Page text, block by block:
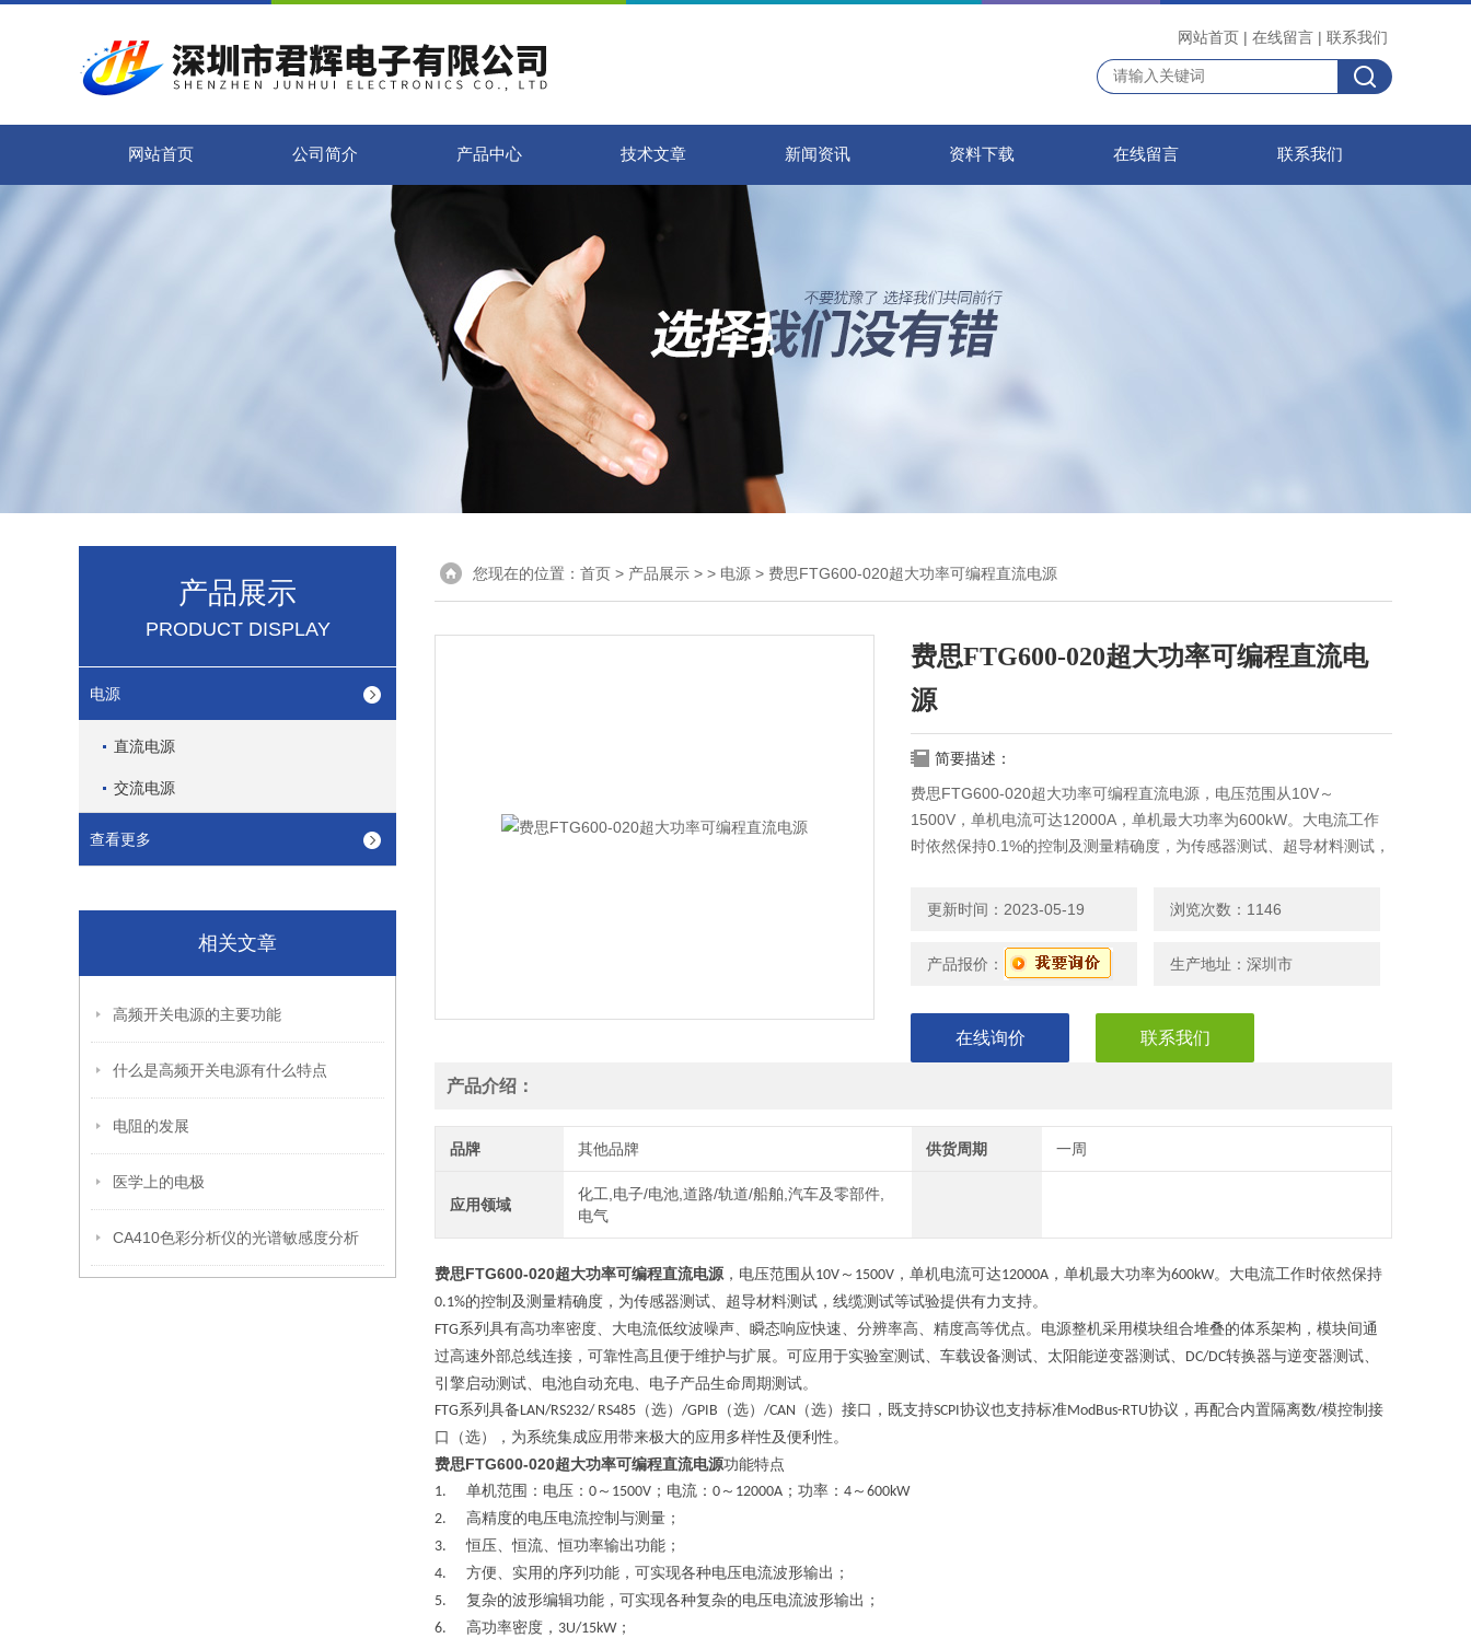
网站首页 | 在线留言 | 联系我们
网站首页 公司简介 产品中心 技术文章 新闻资讯 资料下载 在线留言 联系我们
产品展示
PRODUCT DISPLAY
电源
直流电源
交流电源
查看更多
相关文章
高频开关电源的主要功能
什么是高频开关电源有什么特点
电阻的发展
医学上的电极
CA410色彩分析仪的光谱敏感度分析
您现在的位置： 首页 > 产品展示 > > 电源 > 费思FTG600-020超大功率可编程直流电源
费思FTG600-020超大功率可编程直流电
源
简要描述：
费思FTG600-020超大功率可编程直流电源，电压范围从10V～
1500V，单机电流可达12000A，单机最大功率为600kW。大电流工作
时依然保持0.1%的控制及测量精确度，为传感器测试、超导材料测试，
更新时间：2023-05-19 浏览次数：1146
产品报价： 生产地址：深圳市
在线询价 联系我们
产品介绍：
品牌 其他品牌 供货周期 一周
应用领域
化工,电子/电池,道路/轨道/船舶,汽车及零部件,
电气
费思FTG600-020超大功率可编程直流电源，电压范围从10V ～ 1500V ，单机电流可达12000A ，单机最大功率为600kW。大电流工作时依然保持
0.1%的控制及测量精确度，为传感器测试、超导材料测试，线缆测试等试验提供有力支持。
FTG系列具有高功率密度、大电流低纹波噪声、瞬态响应快速、分辨率高、精度高等优点。电源整机采用模块组合堆叠的体系架构，模块间通
过高速外部总线连接，可靠性高且便于维护与扩展。可应用于实验室测试、车载设备测试、太阳能逆变器测试、 DC/DC转换器与逆变器测试、
引擎启动测试、电池自动充电、电子产品生命周期测试。
FTG系列具备LAN/RS232/ RS485 （选） /GPIB （选） /CAN （选）接口，既支持SCPI协议也支持标准ModBus-RTU协议，再配合内置隔离数/模控制接
口（选），为系统集成应用带来极大的应用多样性及便利性。
费思FTG600-020超大功率可编程直流电源功能特点
1. 单机范围：电压： 0 ～ 1500V ；电流： 0 ～ 12000A ；功率： 4 ～ 600kW
2. 高精度的电压电流控制与测量；
3.恒压、恒流、恒功率输出功能；
4. 方便、实用的序列功能，可实现各种电压电流波形输出；
5. 复杂的波形编辑功能，可实现各种复杂的电压电流波形输出；
6. 高功率密度， 3U/15kW；